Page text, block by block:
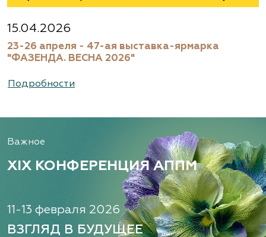
15.04.2026
23-26 апреля - 47-ая выставка-ярмарка
"ФАЗЕНДА. ВЕСНА 2026"
Подробности
Важное
XIX КОНФЕРЕНЦИЯ АППМ
11-13 февраля 2026
ВЗГЛЯД В БУДУЩЕЕ